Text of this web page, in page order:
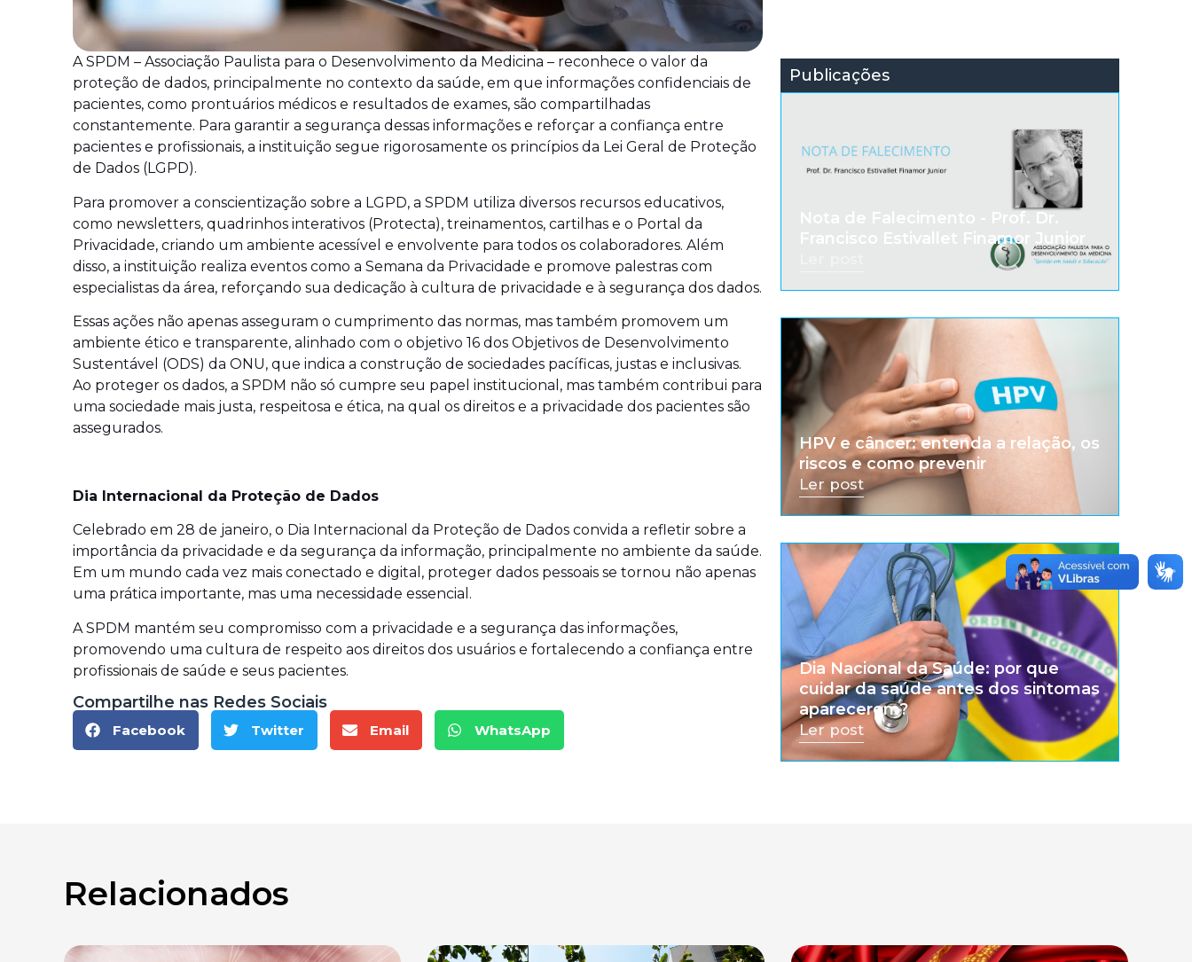
A SPDM – Associação Paulista para o Desenvolvimento da Medicina – reconhece o valor da
proteção de dados, principalmente no contexto da saúde, em que informações confidenciais de
pacientes, como prontuários médicos e resultados de exames, são compartilhadas
constantemente. Para garantir a segurança dessas informações e reforçar a confiança entre
pacientes e profissionais, a instituição segue rigorosamente os princípios da Lei Geral de Proteção
de Dados (LGPD).
Para promover a conscientização sobre a LGPD, a SPDM utiliza diversos recursos educativos,
como newsletters, quadrinhos interativos (Protecta), treinamentos, cartilhas e o Portal da
Privacidade, criando um ambiente acessível e envolvente para todos os colaboradores. Além
disso, a instituição realiza eventos como a Semana da Privacidade e promove palestras com
especialistas da área, reforçando sua dedicação à cultura de privacidade e à segurança dos dados.
Essas ações não apenas asseguram o cumprimento das normas, mas também promovem um
ambiente ético e transparente, alinhado com o objetivo 16 dos Objetivos de Desenvolvimento
Sustentável (ODS) da ONU, que indica a construção de sociedades pacíficas, justas e inclusivas.
Ao proteger os dados, a SPDM não só cumpre seu papel institucional, mas também contribui para
uma sociedade mais justa, respeitosa e ética, na qual os direitos e a privacidade dos pacientes são
assegurados.
Dia Internacional da Proteção de Dados
Celebrado em 28 de janeiro, o Dia Internacional da Proteção de Dados convida a refletir sobre a
importância da privacidade e da segurança da informação, principalmente no ambiente da saúde.
Em um mundo cada vez mais conectado e digital, proteger dados pessoais se tornou não apenas
uma prática importante, mas uma necessidade essencial.
A SPDM mantém seu compromisso com a privacidade e a segurança das informações,
promovendo uma cultura de respeito aos direitos dos usuários e fortalecendo a confiança entre
profissionais de saúde e seus pacientes.
Compartilhe nas Redes Sociais
Facebook Twitter Email WhatsApp
Publicações
Nota de Falecimento - Prof. Dr.
Francisco Estivallet Finamor Junior
HPV e câncer: entenda a relação, os
riscos e como prevenir
Ler post
Dia Nacional da Saúde: por que
cuidar da saúde antes dos sintomas
aparecerem?
Ler post
Relacionados